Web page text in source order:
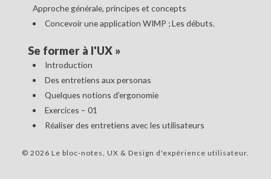
Approche générale, principes et concepts
Concevoir une application WIMP ; Les débuts.
Se former à l'UX»
Introduction
Des entretiens aux personas
Quelques notions d’ergonomie
Exercices – 01
Réaliser des entretiens avec les utilisateurs
© 2026 Le bloc-notes, UX & Design d'expérience utilisateur